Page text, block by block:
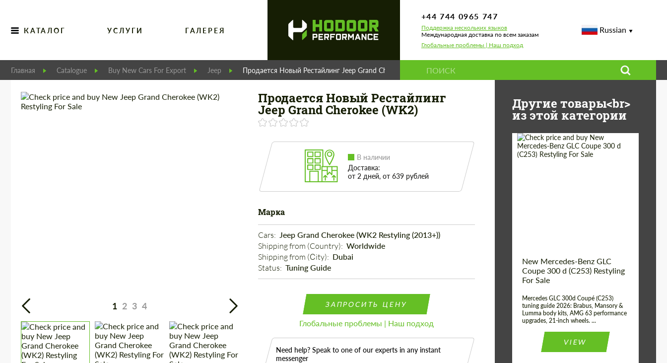
КАТАЛОГ УСЛУГИ ГАЛЕРЕЯ
+44 744 0965 747
Поддержка нескольких языков
Международная доставка по всем заказам
Глобальные проблемы | Наш подход
Russian
Главная Catalogue Buy New Cars For Export Jeep Продается Новый Рестайлинг Jeep Grand Cherokee (WK2)
1 2 3 4
Продается Новый Рестайлинг
Jeep Grand Cherokee (WK2)
В наличии
Доставка:
от 2 дней, от 639 рублей
Марка
Cars: Jeep Grand Cherokee (WK2 Restyling (2013+))
Shipping from (Country): Worldwide
Shipping from (Сity): Dubai
Status: Tuning Guide
ЗАПРОСИТЬ ЦЕНУ
Глобальные проблемы | Наш подход
Need help? Speak to one of our experts in any instant
messenger
Другие товары<br>
из этой категории
New Mercedes-Benz GLC
Coupe 300 d (C253) Restyling
For Sale
Mercedes GLC 300d Coupé (C253)
tuning guide 2026: Brabus, Mansory &
Lumma body kits, AMG 63 performance
upgrades, 21-inch wheels. ...
VIEW